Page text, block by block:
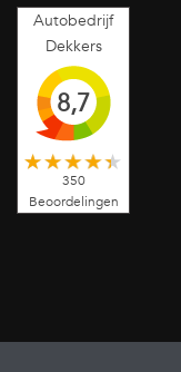
Autobedrijf
Dekkers
8,7
350
Beoordelingen